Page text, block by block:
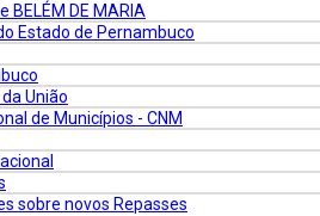
BELÉM DE MARIA
Estado de Pernambuco
União
de Municípios - CNM
sobre novos Repasses